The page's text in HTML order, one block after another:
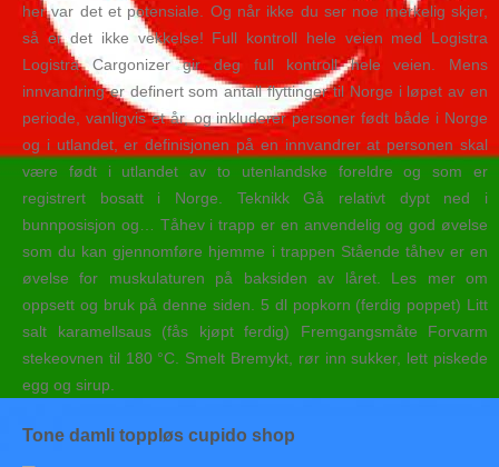
her var det et potensiale. Og når ikke du ser noe merkelig skjer,
så er det ikke vekkelse! Full kontroll hele veien med Logistra
Logistra Cargonizer gir deg full kontroll hele veien. Mens
innvandring er definert som antall flyttinger til Norge i løpet av en
periode, vanligvis et år, og inkluderer personer født både i Norge
og i utlandet, er definisjonen på en innvandrer at personen skal
være født i utlandet av to utenlandske foreldre og som er
registrert bosatt i Norge. Teknikk Gå relativt dypt ned i
bunnposisjon og… Tåhev i trapp er en anvendelig og god øvelse
som du kan gjennomføre hjemme i trappen Stående tåhev er en
øvelse for muskulaturen på baksiden av låret. Les mer om
oppsett og bruk på denne siden. 5 dl popkorn (ferdig poppet) Litt
salt karamellsaus (fås kjøpt ferdig) Fremgangsmåte Forvarm
stekeovnen til 180 °C. Smelt Bremykt, rør inn sukker, lett piskede
egg og sirup.
Tone damli toppløs cupido shop